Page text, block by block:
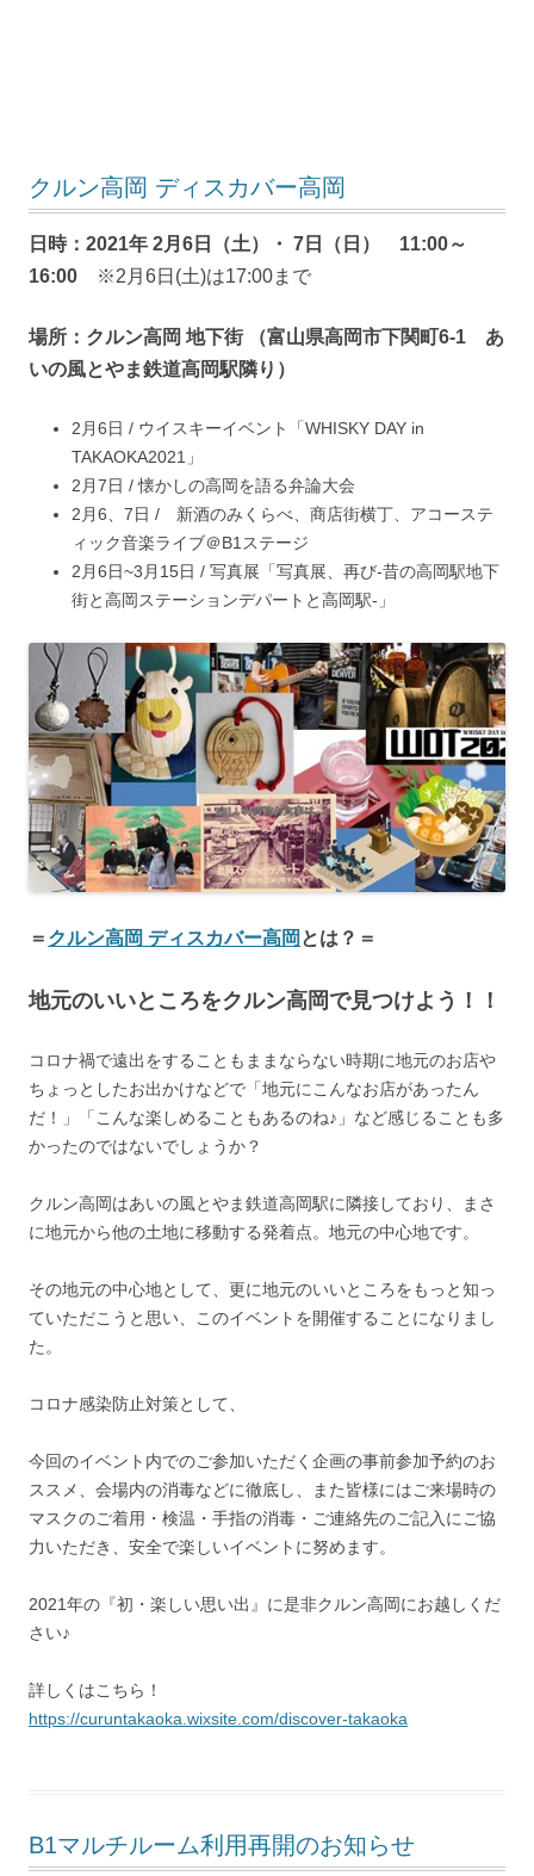
クルン高岡 ディスカバー高岡
日時：2021年 2月6日（土）​・ 7日（日） 11:00～
16:00
※2月6日(土)は17:00まで
場所：クルン高岡 地下街 （富山県高岡市下関町6-1 あ
いの風とやま鉄道高岡駅隣り）
2月6日 / ウイスキーイベント「WHISKY DAY in
TAKAOKA2021」
2月7日 / 懐かしの高岡を語る弁論大会
2月6、7日 / 新酒のみくらべ、商店街横丁、アコーステ
ィック音楽ライブ＠B1ステージ
2月6日~3月15日 / 写真展「写真展、再び-昔の高岡駅地下
街と高岡ステーションデパートと高岡駅-」
＝ クルン高岡 ディスカバー高岡 とは？＝
​地元のいいところをクルン高岡で見つけよう！！
コロナ禍で遠出をすることもままならない時期に地元のお店や
ちょっとしたお出かけなどで「地元にこんなお店があったん
だ！」「こんな楽しめることもあるのね♪」など感じることも多
かったのではないでしょうか？
クルン高岡はあいの風とやま鉄道高岡駅に隣接しており、まさ
に地元から他の土地に移動する発着点。地元の中心地です。
その地元の中心地として、更に地元のいいところをもっと知っ
ていただこうと思い、このイベントを開催することになりまし
た。
コロナ感染防止対策として、
今回のイベント内でのご参加いただく企画の事前参加予約のお
ススメ、会場内の消毒などに徹底し、また皆様にはご来場時の
マスクのご着用・検温・手指の消毒・ご連絡先のご記入にご協
力いただき、安全で楽しいイベントに努めます。
2021年の『初・楽しい思い出』に是非クルン高岡にお越しくだ
さい♪
詳しくはこちら！
https://curuntakaoka.wixsite.com/discover-takaoka
B1マルチルーム利用再開のお知らせ